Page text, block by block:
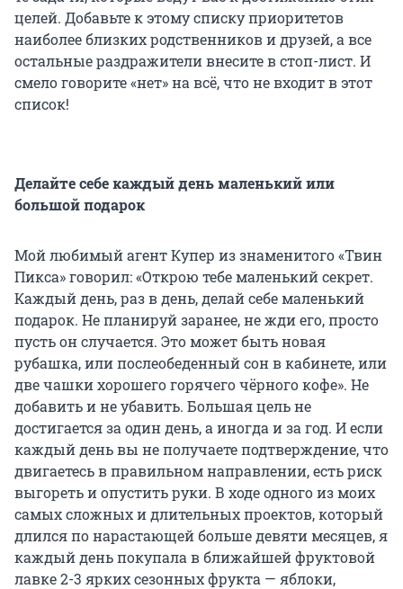
целей. Добавьте к этому списку приоритетов
наиболее близких родственников и друзей, а все
остальные раздражители внесите в стоп-лист. И
смело говорите «нет» на всё, что не входит в этот
список!
Делайте себе каждый день маленький или
большой подарок
Мой любимый агент Купер из знаменитого «Твин
Пикса» говорил: «Открою тебе маленький секрет.
Каждый день, раз в день, делай себе маленький
подарок. Не планируй заранее, не жди его, просто
пусть он случается. Это может быть новая
рубашка, или послеобеденный сон в кабинете, или
две чашки хорошего горячего чёрного кофе». Не
добавить и не убавить. Большая цель не
достигается за один день, а иногда и за год. И если
каждый день вы не получаете подтверждение, что
двигаетесь в правильном направлении, есть риск
выгореть и опустить руки. В ходе одного из моих
самых сложных и длительных проектов, который
длился по нарастающей больше девяти месяцев, я
каждый день покупала в ближайшей фруктовой
лавке 2-3 ярких сезонных фрукта — яблоки,